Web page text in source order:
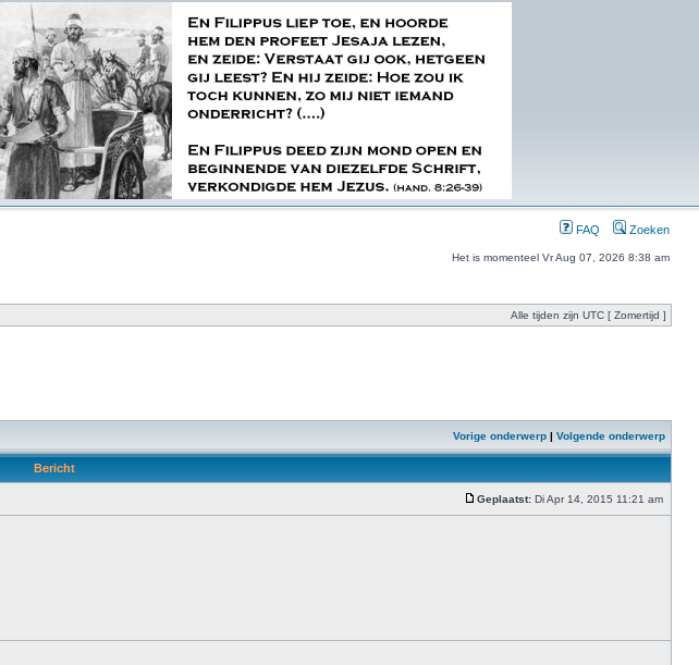
FAQ Zoeken
Het is momenteel Vr Aug 07, 2026 8:38 am
Alle tijden zijn UTC [ Zomertijd ]
Vorige onderwerp | Volgende onderwerp
Bericht
Geplaatst: Di Apr 14, 2015 11:21 am